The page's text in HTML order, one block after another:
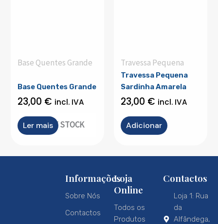
Base Quentes Grande
OUT OF STOCK
Base Quentes Grande
23,00 € incl. IVA
Ler mais
Travessa Pequena
Travessa Pequena
Sardinha Amarela
23,00 € incl. IVA
Adicionar
Informações
Sobre Nós
Contactos
Loja
Online
Todos os
Produtos
Contactos
Loja 1: Rua
da
Alfândega,